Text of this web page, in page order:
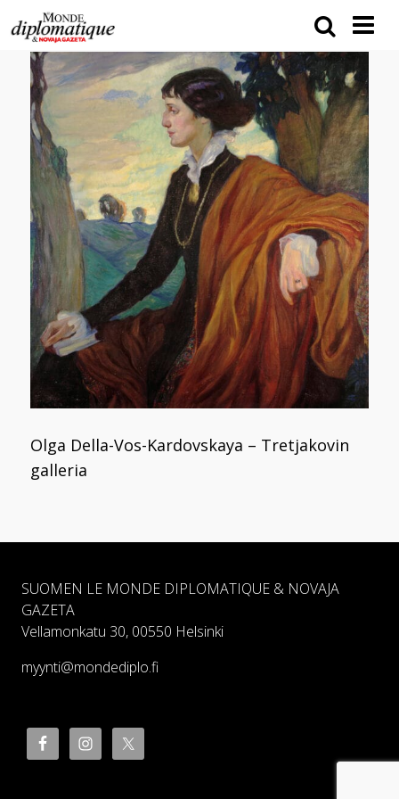
Olga Della-Vos-Kardovskaya – Tretjakovin
galleria
SUOMEN LE MONDE DIPLOMATIQUE & NOVAJA
GAZETA
Vellamonkatu 30, 00550 Helsinki
myynti@mondediplo.fi